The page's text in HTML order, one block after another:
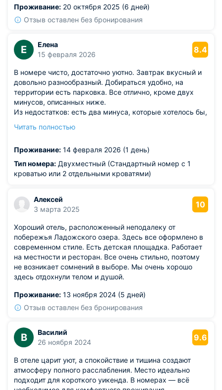
Проживание: 20 октября 2025 (6 дней)
Отзыв оставлен без бронирования
Е
Елена
15 февраля 2026
8.4
В номере чисто, достаточно уютно. Завтрак вкусный и
довольно разнообразный. Добираться удобно, на
территории есть парковка. Все отлично, кроме двух
минусов, описанных ниже.
Из недостатков: есть два минуса, которые хотелось бы,
Маленькие, тоненькие одеяла. В отеле предлагают
одеяла. Они очень тонкие и узкие. Даже одному спать
под ним максимально некомфортно. Спать вдвоем под
такими тонкими одеялами - нуу, прям плохо и
Как вижу это я - пришли в беседку тебе либо набор
выдают на месте, либо рядом есть кафе, где можно
нужно забирать на ресепшен (о том, что его надо
забирать там, конечно, никто не сказал). Хорошо, что
перед тем как идти в беседку мы позвонили на
ресепшен и нам сообщили эту информацию. Нам очень
«повезло» и мы были там когда на улице было -20.
Дойти до беседки, увидеть, что нет набора, каким-то
образом догадаться, что его надо забирать на ресепшен
- лишне потраченные пол часа и много нервных клеток.
На морозе!!! Как минимум, можно было выдать его
на ресепшен бронь сразу подтвердили. В общем, все
классно, но учтите данные минусы, пожалуйста. Они
прям портят общее впечатление об отеле.
Читать полностью
Проживание: 14 февраля 2026 (1 день)
Тип номера: Двухместный (Стандартный номер с 1
кроватью или 2 отдельными кроватями)
Алексей
3 марта 2025
10
Хороший отель, расположенный неподалеку от
побережья Ладожского озера. Здесь все оформлено в
современном стиле. Есть детская площадка. Работает
на местности и ресторан. Все очень стильно, поэтому
не возникает сомнений в выборе. Мы очень хорошо
здесь отдохнули телом и душой.
Проживание: 13 ноября 2024 (5 дней)
Отзыв оставлен без бронирования
В
Василий
26 ноября 2024
9.6
В отеле царит уют, а спокойствие и тишина создают
атмосферу полного расслабления. Место идеально
подходит для короткого уикенда. В номерах — всё